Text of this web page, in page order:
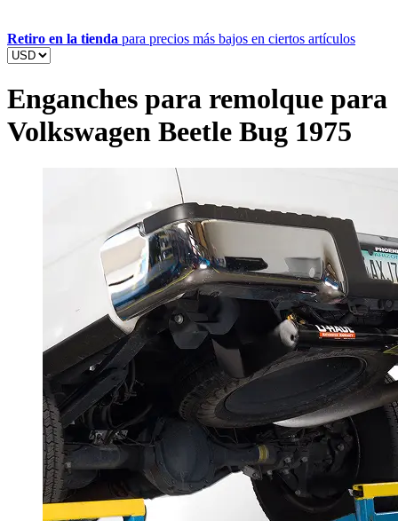
Retiro en la tienda para precios más bajos en ciertos artículos
Enganches para remolque para
Volkswagen Beetle Bug 1975